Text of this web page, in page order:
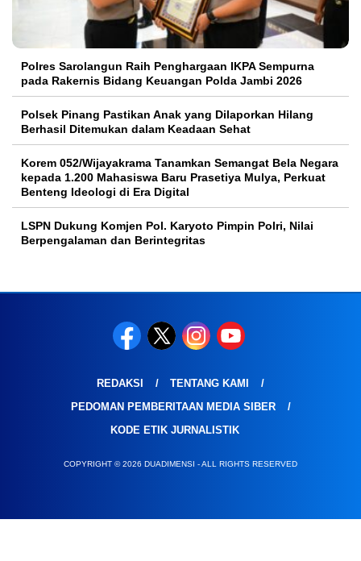
Polres Sarolangun Raih Penghargaan IKPA Sempurna
pada Rakernis Bidang Keuangan Polda Jambi 2026
Polsek Pinang Pastikan Anak yang Dilaporkan Hilang
Berhasil Ditemukan dalam Keadaan Sehat
Korem 052/Wijayakrama Tanamkan Semangat Bela Negara
kepada 1.200 Mahasiswa Baru Prasetiya Mulya, Perkuat
Benteng Ideologi di Era Digital
LSPN Dukung Komjen Pol. Karyoto Pimpin Polri, Nilai
Berpengalaman dan Berintegritas
REDAKSI
TENTANG KAMI
PEDOMAN PEMBERITAAN MEDIA SIBER
KODE ETIK JURNALISTIK
COPYRIGHT © 2026 DUADIMENSI - ALL RIGHTS RESERVED